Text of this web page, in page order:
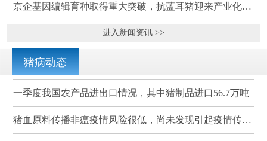
京企基因编辑育种取得重大突破，抗蓝耳猪迎来产业化临界点
进入新闻资讯 >>
猪病动态
一季度我国农产品进出口情况，其中猪制品进口56.7万吨
猪血原料传播非瘟疫情风险很低，尚未发现引起疫情传播的案例